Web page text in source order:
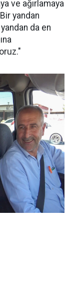
ve ağırlamaya
yandan
da en